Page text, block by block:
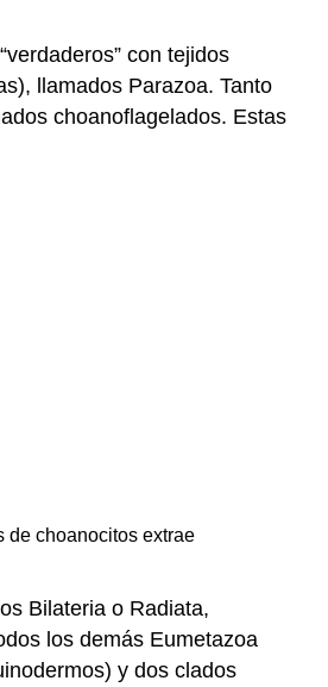
con tejidos
llamados Parazoa. Tanto
choanoflagelados. Estas
de choanocitos extrae
Bilateria o Radiata,
los demás Eumetazoa
y dos clados